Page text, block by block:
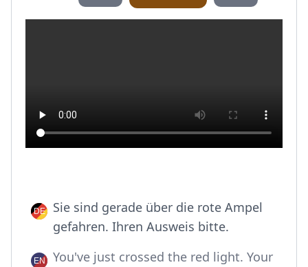
Sie sind gerade über die rote Ampel
gefahren. Ihren Ausweis bitte.
You've just crossed the red light. Your